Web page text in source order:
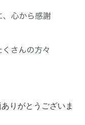
りがとうございま